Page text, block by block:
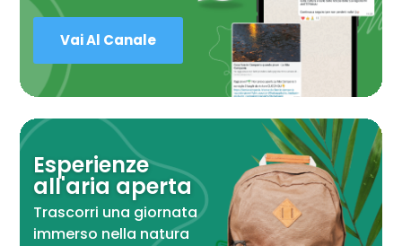
Vai Al Canale
Esperienze
all'aria aperta
Trascorri una giornata
immerso nella natura